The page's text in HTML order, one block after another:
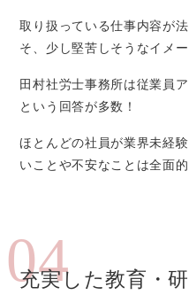
取り扱っている仕事内容が
そ、少し堅苦しそうなイメ
田村社労士事務所は従業員
という回答が多数！
ほとんどの社員が業界未経
いことや不安なことは全面
04
充実した教育・